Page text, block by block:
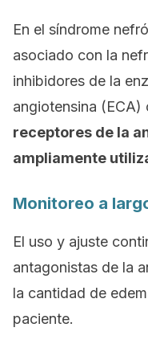
En el síndrome
asociado con la
inhibidores de la
angiotensina (ECA)
receptores de la
ampliamente
Monitoreo a
El uso y ajuste
antagonistas de la
la cantidad de
paciente.